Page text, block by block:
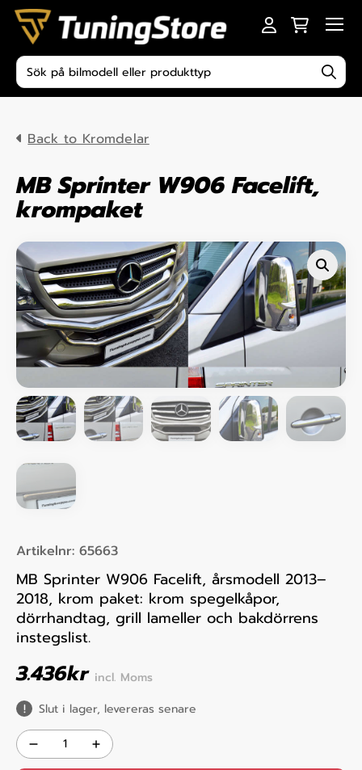
Skip to content
Produktsökning
Back to Kromdelar
MB Sprinter W906 Facelift,
krompaket
Artikelnr: 65663
MB Sprinter W906 Facelift, årsmodell 2013–
2018, krom paket: krom spegelkåpor,
dörrhandtag, grill lameller och bakdörrens
instegslist.
3.436kr incl. Moms
Slut i lager, levereras senare